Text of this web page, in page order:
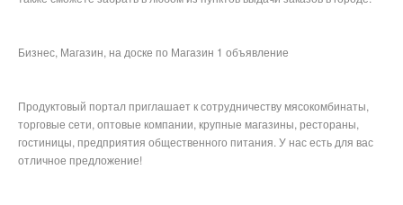
Бизнес, Магазин, на доске по Магазин 1 объявление
Продуктовый портал приглашает к сотрудничеству мясокомбинаты,
торговые сети, оптовые компании, крупные магазины, рестораны,
гостиницы, предприятия общественного питания. У нас есть для вас
отличное предложение!